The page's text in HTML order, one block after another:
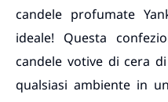
candele profumate
ideale! Questa
candele votive di cera
qualsiasi ambiente in